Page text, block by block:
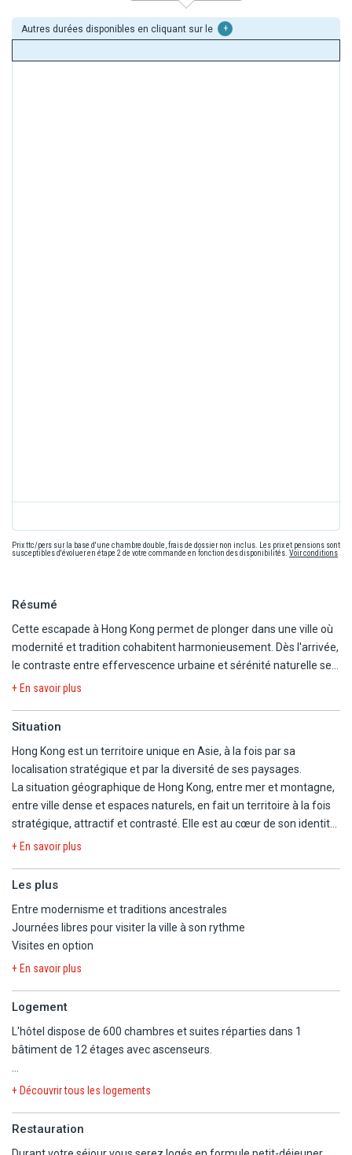
Autres durées disponibles en cliquant sur le +
Prix ttc/pers sur la base d'une chambre double, frais de dossier non inclus. Les prix et pensions sont
susceptibles d'évoluer en étape 2 de votre commande en fonction des disponibilités. Voir conditions
Résumé
Cette escapade à Hong Kong permet de plonger dans une ville où
modernité et tradition cohabitent harmonieusement. Dès l'arrivée,
le contraste entre effervescence urbaine et sérénité naturelle se
fait sentir. Les premiers jours mêlent découvertes culturelles,
Entre balades, gastronomie authentique, marchés animés et
différente. La diversité des expériences rend le séjour riche et
équilibré. Profitez d'un séjour en liberté pour découvrir la ville selon
vos envie ou profitez de visites optionnelles avec guide
francophone.
Découvrez une destination vivante, surprenante et profondément
+ En savoir plus
Situation
Hong Kong est un territoire unique en Asie, à la fois par sa
localisation stratégique et par la diversité de ses paysages.
La situation géographique de Hong Kong, entre mer et montagne,
entre ville dense et espaces naturels, en fait un territoire à la fois
stratégique, attractif et contrasté. Elle est au cœur de son identité,
de son économie et de son attrait touristique.
+ En savoir plus
Les plus
Entre modernisme et traditions ancestrales
Journées libres pour visiter la ville à son rythme
Visites en option
+ En savoir plus
Logement
L'hôtel dispose de 600 chambres et suites réparties dans 1
bâtiment de 12 étages avec ascenseurs.
Durant votre séjour, vous serez logés en chambre supérieure vue
+ Découvrir tous les logements
Restauration